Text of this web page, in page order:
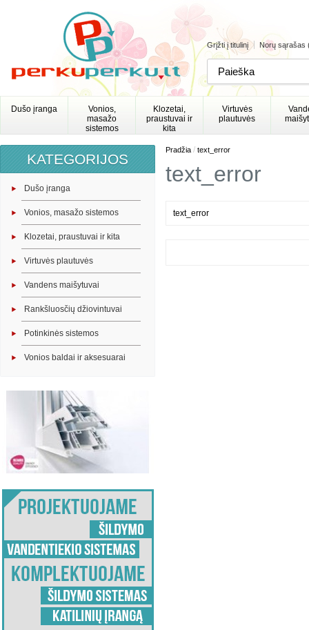
Grįžti į titulinį Norų sąrašas
Dušo įranga
Vonios,
masažo
sistemos
Klozetai,
praustuvai ir
kita
Virtuvės
plautuvės
KATEGORIJOS
Dušo įranga
Vonios, masažo sistemos
Klozetai, praustuvai ir kita
Virtuvės plautuvės
Vandens maišytuvai
Rankšluosčių džiovintuvai
Potinkinės sistemos
Vonios baldai ir aksesuarai
Pradžia / text_error
text_error
text_error